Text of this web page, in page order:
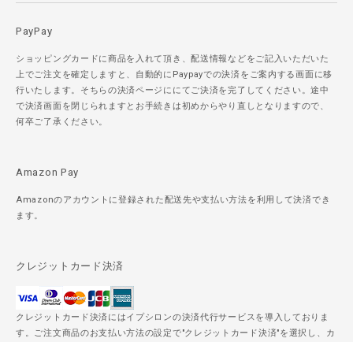
PayPay
ショッピングカードに商品を入れて頂き、配送情報などをご記入いただいた
上でご注文を確定しますと、自動的にPaypayでの決済をご案内する画面に移
行いたします。そちらの決済ページににてご決済を完了してください。途中
で決済画面を閉じられますとお手続きは初めからやり直しとなりますので、
何卒ご了承ください。
Amazon Pay
Amazonのアカウントに登録された配送先や支払い方法を利用して決済でき
ます。
クレジットカード決済
クレジットカード決済にはイプシロンの決済代行サービスを導入しておりま
す。ご注文商品のお支払い方法の設定で"クレジットカード決済"を選択し、カ